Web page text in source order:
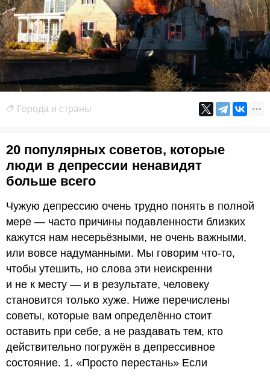
Города и страны
20 популярных советов, которые
люди в депрессии ненавидят
больше всего
Чужую депрессию очень трудно понять в полной
мере — часто причины подавленности близких
кажутся нам несерьёзными, не очень важными,
или вовсе надуманными. Мы говорим что-то,
чтобы утешить, но слова эти неискренни
и не к месту — и в результате, человеку
становится только хуже. Ниже перечислены
советы, которые вам определённо стоит
оставить при себе, а не раздавать тем, кто
действительно погружён в депрессивное
состояние. 1. «Просто перестань» Если